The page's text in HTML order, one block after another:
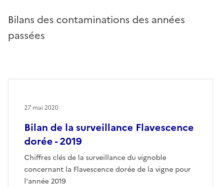
Bilans des contaminations des années
passées
Bilan de la surveillance Flavescence
dorée - 2019
Chiffres clés de la surveillance du vignoble
concernant la Flavescence dorée de la vigne pour
l'année 2019
27 mai 2020